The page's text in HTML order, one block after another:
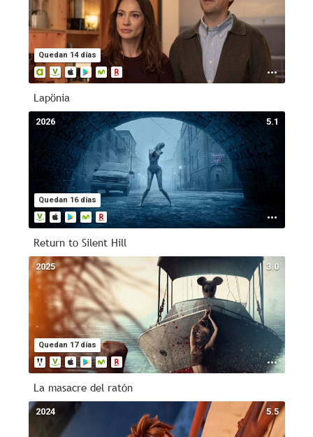
Quedan 14 días
Lapönia
5.1
Quedan 16 días
2026
Return to Silent Hill
3.0
Quedan 17 días
2025
La masacre del ratón
5.5
2024